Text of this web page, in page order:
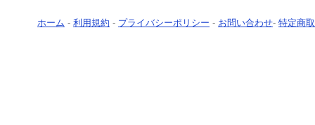
ホーム - 利用規約 - プライバシーポリシー - お問い合わせ- 特定商